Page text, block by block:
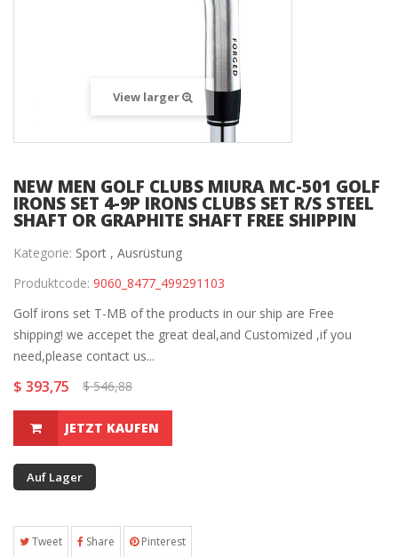
View larger
NEW MEN GOLF CLUBS MIURA MC-501 GOLF
IRONS SET 4-9P IRONS CLUBS SET R/S STEEL
SHAFT OR GRAPHITE SHAFT FREE SHIPPIN
Kategorie: Sport , Ausrüstung
Produktcode: 9060_8477_499291103
Golf irons set T-MB of the products in our ship are Free
shipping! we accepet the great deal,and Customized ,if you
need,please contact us...
$ 393,75 $ 546,88
JETZT KAUFEN
Auf Lager
Tweet Share Pinterest